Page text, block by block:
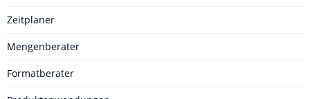
Zeitplaner
Mengenberater
Formatberater